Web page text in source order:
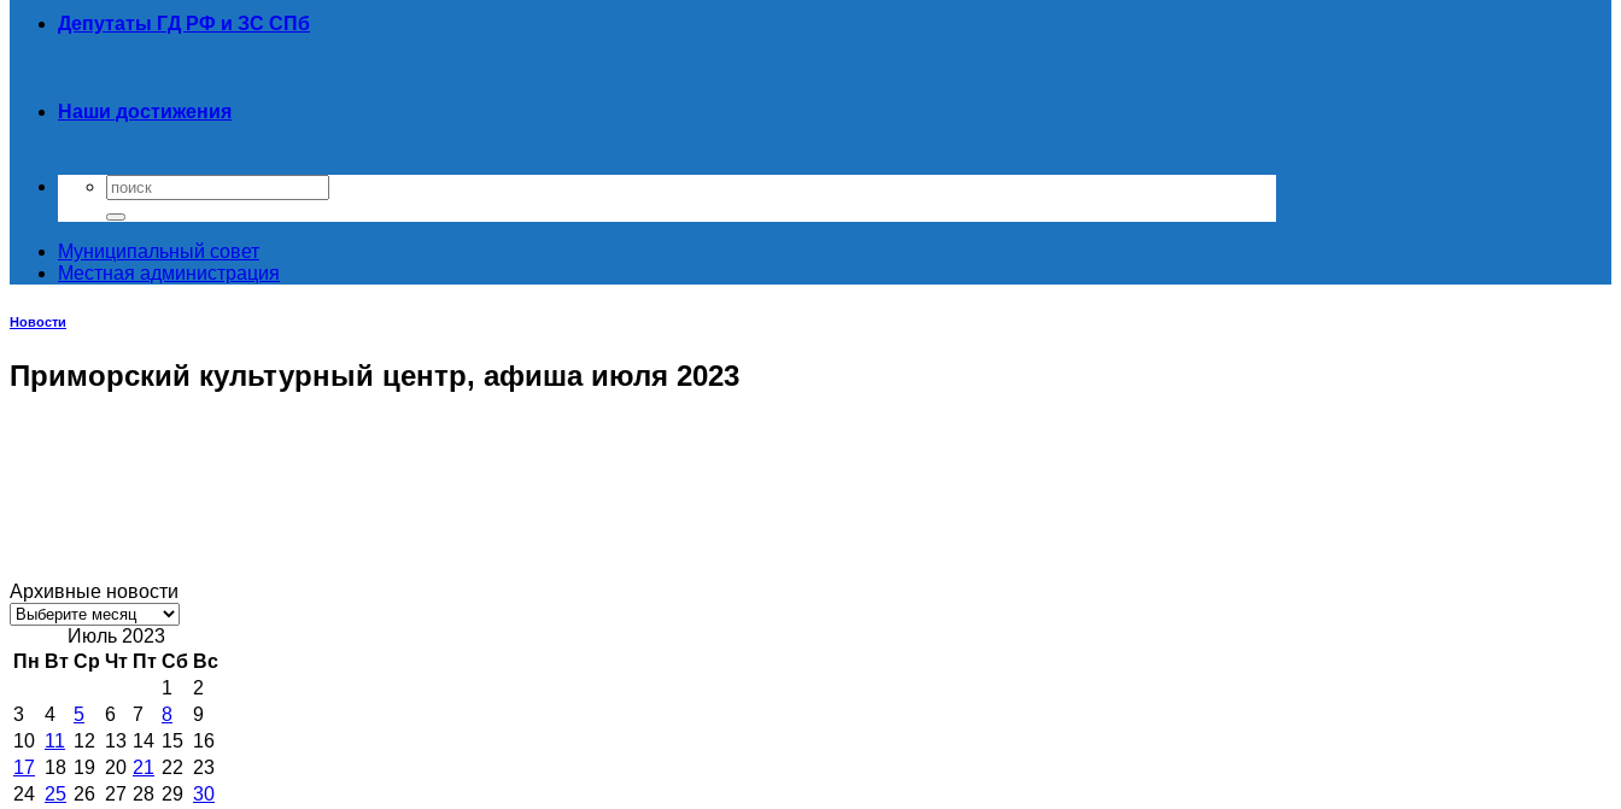
Депутаты ГД РФ и ЗС СПб
Наши достижения
Муниципальный совет
Местная администрация
Новости
Приморский культурный центр, афиша июля 2023
Архивные новости
Архивные
новостиИюль 2023
Пн Вт Ср Чт Пт Сб Вс
1
2
3
4 5 6 7 8
9
10 11 12 13 14 15 16
17 18 19 20 21 22 23
24 25 26 27 28 29 30